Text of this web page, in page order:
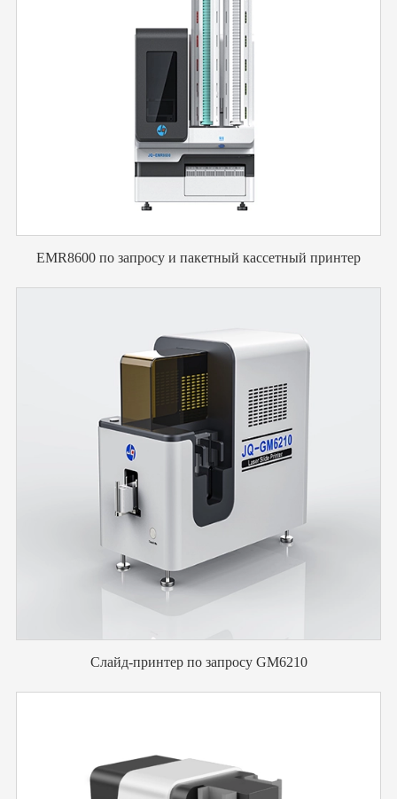
EMR8600 по запросу и пакетный кассетный принтер
Слайд-принтер по запросу GM6210